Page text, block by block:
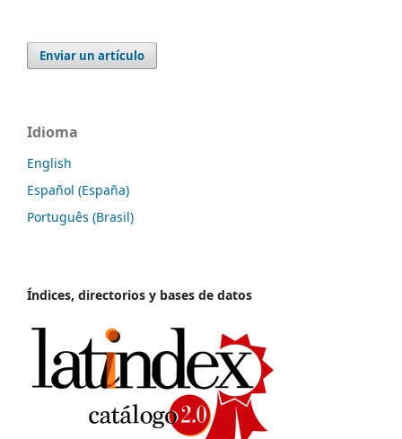
Enviar un artículo
Idioma
English
Español (España)
Português (Brasil)
Índices, directorios y bases de datos